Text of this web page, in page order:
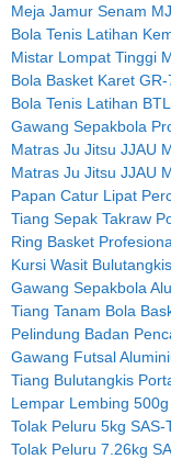
Meja Jamur Senam
Bola Tenis Latihan
Mistar Lompat Tinggi
Bola Basket Karet GR-
Bola Tenis Latihan
Gawang Sepakbola
Matras Ju Jitsu JJAU
Matras Ju Jitsu JJAU
Papan Catur Lipat
Tiang Sepak Takraw
Ring Basket
Kursi Wasit
Gawang Sepakbola
Tiang Tanam Bola
Pelindung Badan
Gawang Futsal
Tiang Bulutangkis
Lempar Lembing
Tolak Peluru 5kg SAS-
Tolak Peluru 7.26kg